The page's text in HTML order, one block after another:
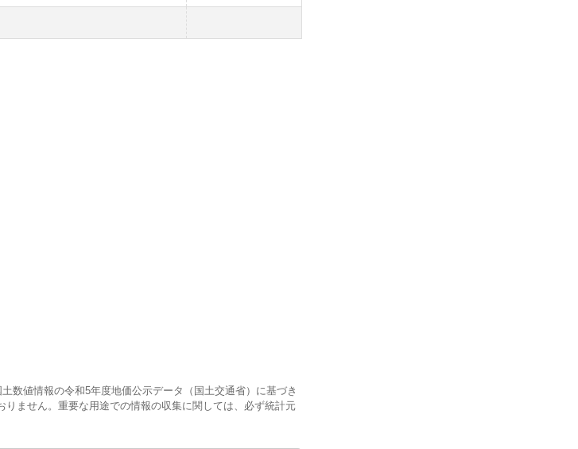
数値情報の令和5年度地価公示データ（国土交通省）に基づき
ません。重要な用途での情報の収集に関しては、必ず統計元